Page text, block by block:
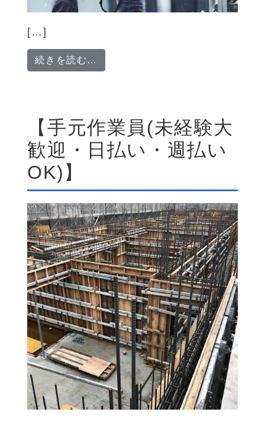
[…]
続きを読む…
【手元作業員(未経験大
歓迎・日払い・週払い
OK)】